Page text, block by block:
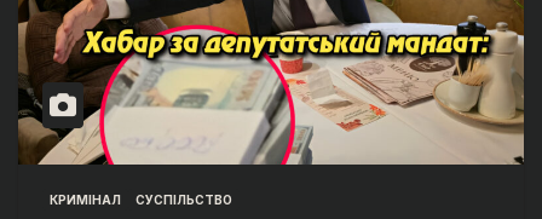
КРИМІНАЛ СУСПІЛЬСТВО